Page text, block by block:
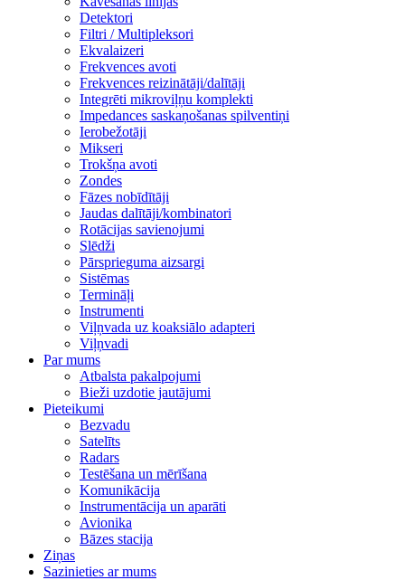
Detektori
Filtri / Multipleksori
Ekvalaizeri
Frekvences avoti
Frekvences reizinātāji/dalītāji
Integrēti mikroviļņu komplekti
Impedances saskaņošanas spilventiņi
Ierobežotāji
Mikseri
Trokšņa avoti
Zondes
Fāzes nobīdītāji
Jaudas dalītāji/kombinatori
Rotācijas savienojumi
Slēdži
Pārsprieguma aizsargi
Sistēmas
Termināļi
Instrumenti
Viļņvada uz koaksiālo adapteri
Viļņvadi
Par mums
Atbalsta pakalpojumi
Bieži uzdotie jautājumi
Pieteikumi
Bezvadu
Satelīts
Radars
Testēšana un mērīšana
Komunikācija
Instrumentācija un aparāti
Avionika
Bāzes stacija
Ziņas
Sazinieties ar mums